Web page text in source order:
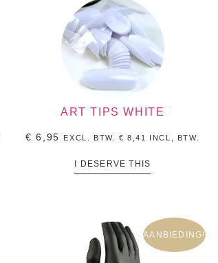
ART TIPS WHITE
€ 6,95 EXCL. BTW.€ 8,41 INCL, BTW.
I DESERVE THIS
AANBIEDING!